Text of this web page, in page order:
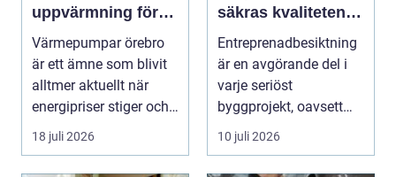
uppvärmning för
hus och fastigheter
Värmepumpar örebro
är ett ämne som blivit
alltmer aktuellt när
energipriser stiger och
fler vill sän...
18 juli 2026
säkras kvaliteten i
byggprojekt
Entreprenadbesiktning
är en avgörande del i
varje seriöst
byggprojekt, oavsett
om det handlar om en
10 juli 2026